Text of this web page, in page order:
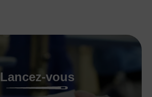
Lancez-vous